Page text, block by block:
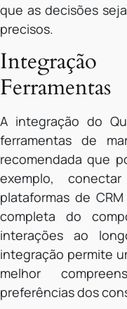
que as decisões
precisos.
Ferramentas
A integração do
ferramentas de
recomendada que
exemplo,
plataformas de
completa do
interações ao
integração permite
melhor
preferências dos